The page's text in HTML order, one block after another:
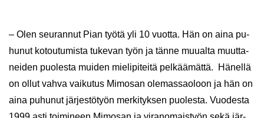
– Olen seu­ran­nut Pian työtä yli 10 vuot­ta. Hän on aina pu­
hu­nut ko­tou­tu­mis­ta tu­ke­van työn ja tänne muu­al­ta muut­ta­
nei­den puo­les­ta mui­den mie­li­pi­tei­tä pel­kää­mät­tä. Hä­nel­lä
on ollut vahva vai­ku­tus Mi­mo­san ole­mas­sao­loon ja hän on
aina pu­hu­nut jär­jes­tö­työn mer­ki­tyk­sen puo­les­ta. Vuo­des­ta